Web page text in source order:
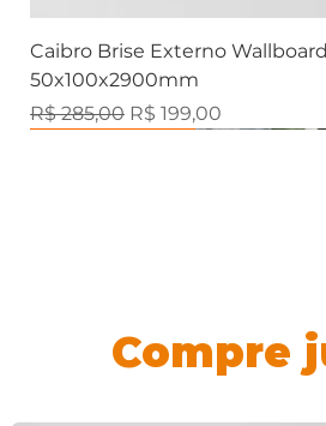
Caibro Brise Externo
50x100x2900mm
Preço normal
R$ 285,00 Preço promocional
R$ 199,00
Compre